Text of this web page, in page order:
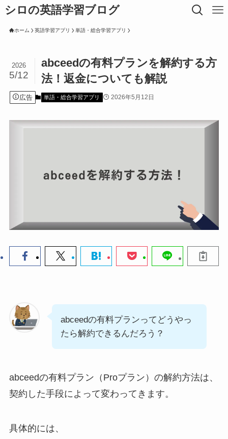
シロの英語学習ブログ
ホーム 英語学習アプリ 単語・総合学習アプリ
abceedの有料プランを解約する方
法！返金についても解説
2026
5/12
広告 単語・総合学習アプリ 2026年5月12日
abceedの有料プランってどうやっ
たら解約できるんだろう？
abceedの有料プラン（Proプラン）の解約方法は、
契約した手段によって変わってきます。
具体的には、